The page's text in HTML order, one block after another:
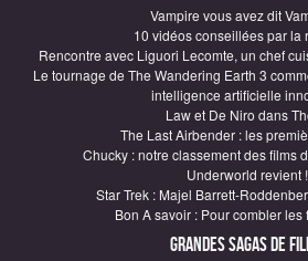
Vampire vous avez dit
10 vidéos conseillées par la
Rencontre avec Liguori Lecomte, un chef
Le tournage de The Wandering Earth 3
intelligence artificielle
Law et De Niro dans
The Last Airbender : les
Chucky : notre classement des films
Underworld revient !
Star Trek : Majel Barrett-
Bon A savoir : Pour combler les
Grandes sagas de